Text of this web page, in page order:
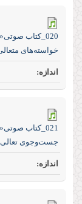
020_کتاب
خواسته‌های
021_کتاب
جست‌و‌جوی تعالی